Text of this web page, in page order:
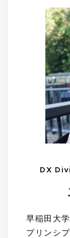
DX
早稲田大
プリンシ